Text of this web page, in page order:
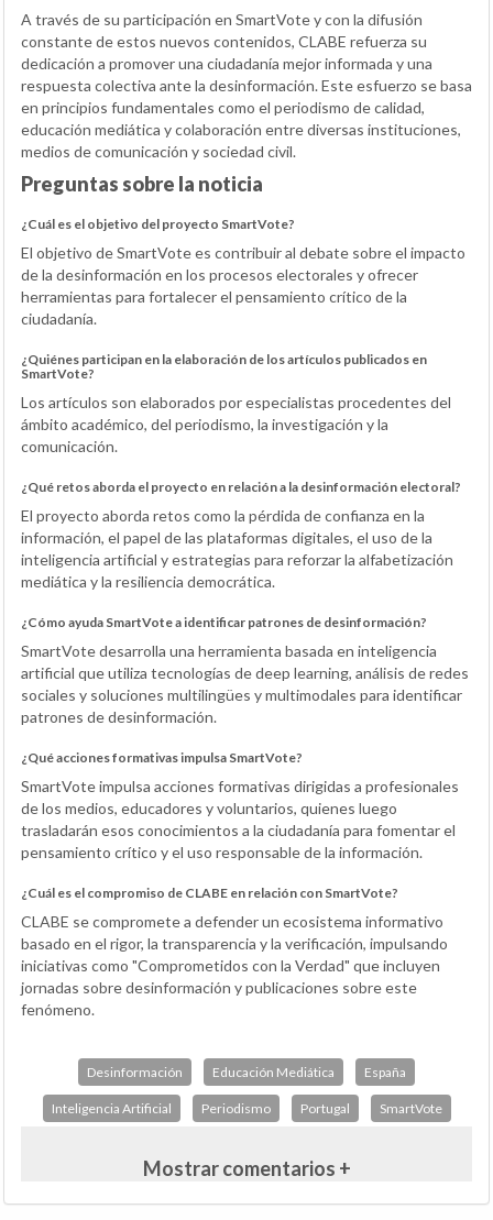
A través de su participación en SmartVote y con la difusión
constante de estos nuevos contenidos, CLABE refuerza su
dedicación a promover una ciudadanía mejor informada y una
respuesta colectiva ante la desinformación. Este esfuerzo se basa
en principios fundamentales como el periodismo de calidad,
educación mediática y colaboración entre diversas instituciones,
medios de comunicación y sociedad civil.
Preguntas sobre la noticia
¿Cuál es el objetivo del proyecto SmartVote?
El objetivo de SmartVote es contribuir al debate sobre el impacto
de la desinformación en los procesos electorales y ofrecer
herramientas para fortalecer el pensamiento crítico de la
ciudadanía.
¿Quiénes participan en la elaboración de los artículos publicados en
SmartVote?
Los artículos son elaborados por especialistas procedentes del
ámbito académico, del periodismo, la investigación y la
comunicación.
¿Qué retos aborda el proyecto en relación a la desinformación electoral?
El proyecto aborda retos como la pérdida de confianza en la
información, el papel de las plataformas digitales, el uso de la
inteligencia artificial y estrategias para reforzar la alfabetización
mediática y la resiliencia democrática.
¿Cómo ayuda SmartVote a identificar patrones de desinformación?
SmartVote desarrolla una herramienta basada en inteligencia
artificial que utiliza tecnologías de deep learning, análisis de redes
sociales y soluciones multilingües y multimodales para identificar
patrones de desinformación.
¿Qué acciones formativas impulsa SmartVote?
SmartVote impulsa acciones formativas dirigidas a profesionales
de los medios, educadores y voluntarios, quienes luego
trasladarán esos conocimientos a la ciudadanía para fomentar el
pensamiento crítico y el uso responsable de la información.
¿Cuál es el compromiso de CLABE en relación con SmartVote?
CLABE se compromete a defender un ecosistema informativo
basado en el rigor, la transparencia y la verificación, impulsando
iniciativas como "Comprometidos con la Verdad" que incluyen
jornadas sobre desinformación y publicaciones sobre este
fenómeno.
Desinformación Educación Mediática España
Inteligencia Artificial Periodismo Portugal SmartVote
Mostrar comentarios +